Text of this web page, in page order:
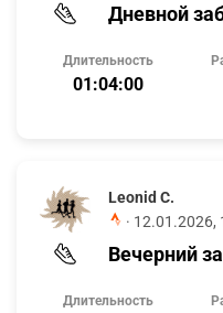
Дневной
Длительность
01:04:00
Leonid C.
· 12.01.2026,
Вечерний
Длительность